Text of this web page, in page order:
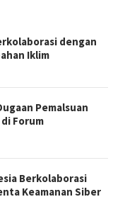
dengan
Iklim
Pemalsuan
Forum
Berkolaborasi
Keamanan Siber